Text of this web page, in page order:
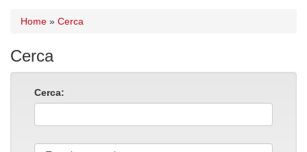
Home » Cerca
Cerca
Cerca: